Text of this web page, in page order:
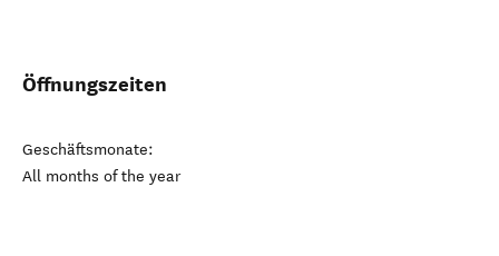
Öffnungszeiten
Geschäftsmonate:
All months of the year